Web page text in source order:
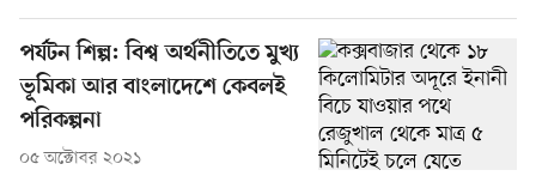
পর্যটন শিল্প: বিশ্ব অর্থনীতিতে মুখ্য
ভূমিকা আর বাংলাদেশে কেবলই
পরিকল্পনা
০৫ অক্টোবর ২০২১